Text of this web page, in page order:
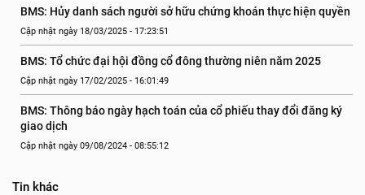
BMS: Hủy danh sách người sở hữu chứng khoán thực hiện quyền
Cập nhật ngày 18/03/2025 - 17:23:51
BMS: Tổ chức đại hội đồng cổ đông thường niên năm 2025
Cập nhật ngày 17/02/2025 - 16:01:49
BMS: Thông báo ngày hạch toán của cổ phiếu thay đổi đăng ký
giao dịch
Cập nhật ngày 09/08/2024 - 08:55:12
Tin khác